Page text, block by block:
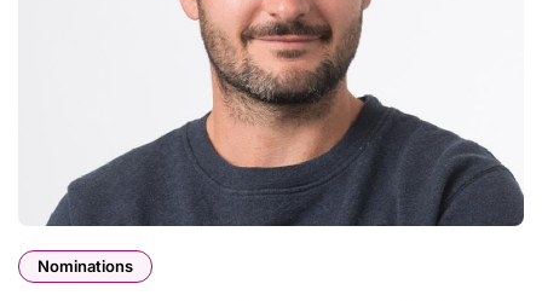
Nominations